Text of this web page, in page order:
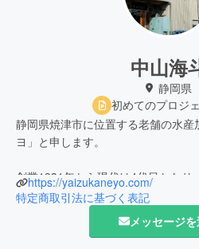
中山海
静岡県
初めてのプロジ
静岡県焼津市に位置する老舗の水
ヨ」と申します。
創業1931年から現代は4代目となり
現代に継承しております。
https://yaizukaneyo.com/
特定商取引法に基づく表記
メッセージ